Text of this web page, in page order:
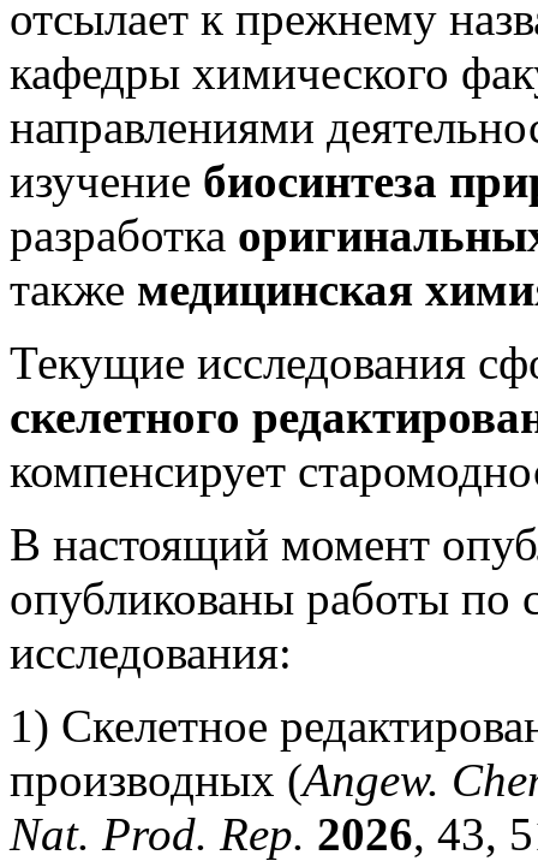
отсылает к прежнему
кафедры химического
направлениями
изучение биосинтеза
разработка
также медицинская
Текущие исследования
скелетного
компенсирует
В настоящий момент
опубликованы работы
исследования:
1) Скелетное
производных (Angew.
Nat. Prod. Rep. 2026, 43,